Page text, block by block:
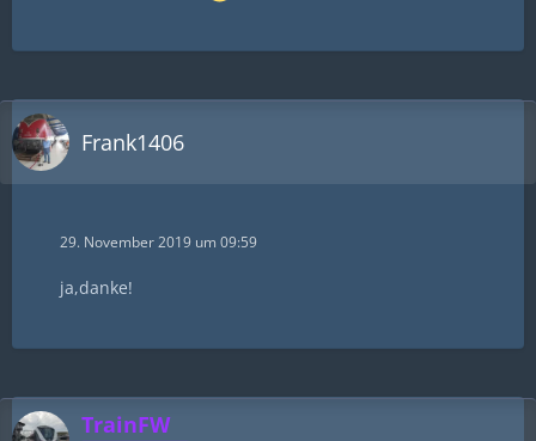
Frank1406
29. November 2019 um 09:59
ja,danke!
TrainFW